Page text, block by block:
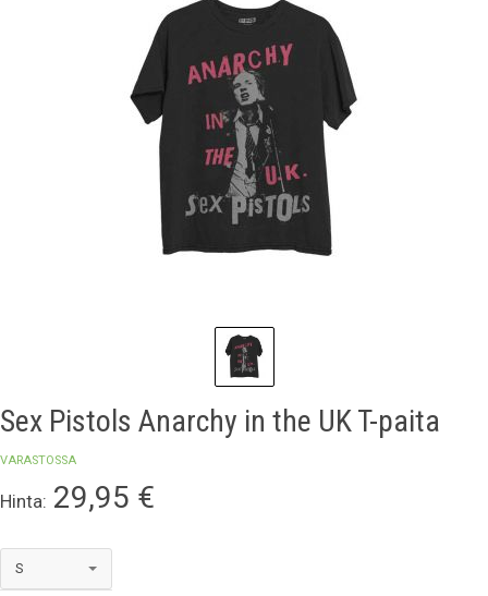
Sex Pistols Anarchy in the UK T-paita
VARASTOSSA
Hinta: 29,95 €